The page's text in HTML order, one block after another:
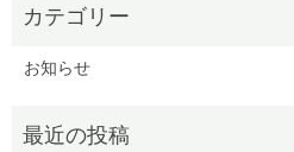
お知らせ